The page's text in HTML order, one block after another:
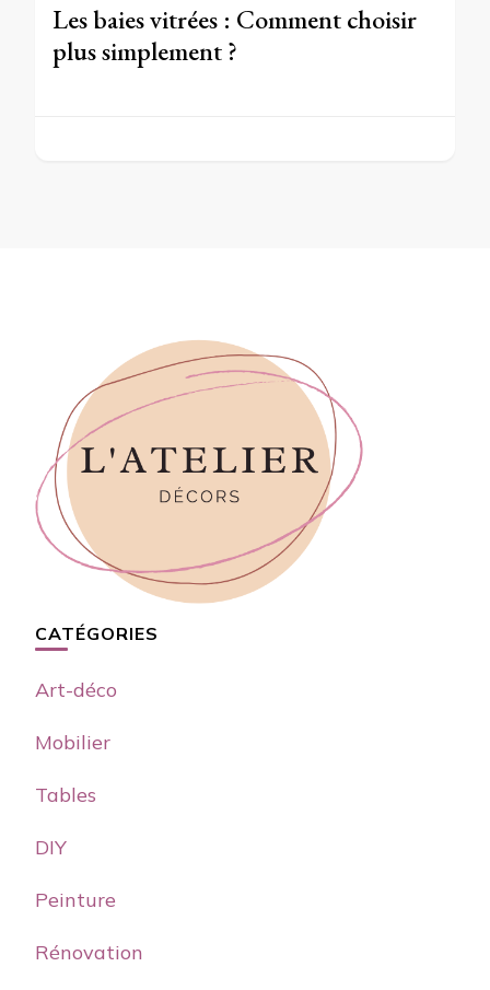
Les baies vitrées : Comment choisir
plus simplement ?
CATÉGORIES
Art-déco
Mobilier
Tables
DIY
Peinture
Rénovation